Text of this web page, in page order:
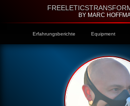
BY MARC
Erfahrungsberichte Equipment